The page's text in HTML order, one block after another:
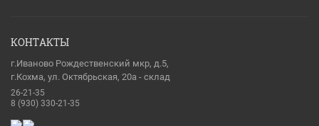
КОНТАКТЫ
г.Иваново Рождественский мкр, д.5,
г.Кохма, ул. Октябрьская, 20а - склад
26-21-35
8 (930) 330-21-35